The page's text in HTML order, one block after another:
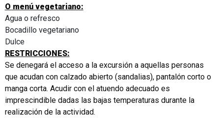
O menú vegetariano:
Agua o refresco
Bocadillo vegetariano
Dulce
RESTRICCIONES:
Se denegará el acceso a la excursión a aquellas personas
que acudan con calzado abierto (sandalias), pantalón corto o
manga corta. Acudir con el atuendo adecuado es
imprescindible dadas las bajas temperaturas durante la
realización de la actividad.